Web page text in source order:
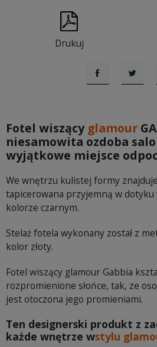
Drukuj
Udostępnij
Fotel wiszący glamour
niesamowita ozdoba
wyjątkowe miejsce
We wnętrzu kulistej formy
tapicerowana przyjemną w
kolorze czarnym.
Stelaż fotela wykonany został z
kolor złoty.
Fotel wiszący glamour Gabbia
rozpromienione słońce, tak, ze
jest otoczona jego promieniami.
Ten designerski produkt z
każde wnętrze wstylu